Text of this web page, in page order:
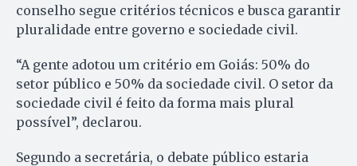
conselho segue critérios técnicos e busca garantir
pluralidade entre governo e sociedade civil.
“A gente adotou um critério em Goiás: 50% do
setor público e 50% da sociedade civil. O setor da
sociedade civil é feito da forma mais plural
possível”, declarou.
Segundo a secretária, o debate público estaria